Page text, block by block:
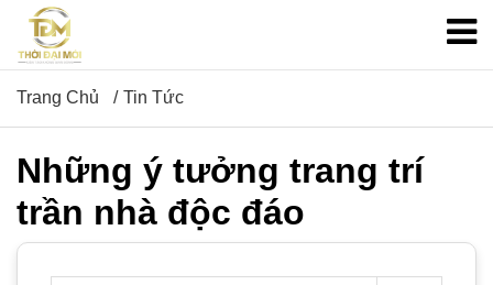
Trang Chủ Tin Tức
Những ý tưởng trang trí
trần nhà độc đáo